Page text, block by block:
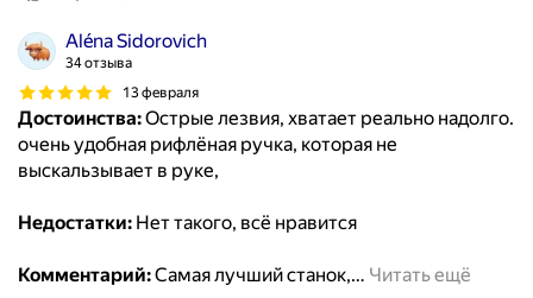
Aléna Sidorovich
34 отзыва
13 февраля
Достоинства:Острые лезвия, хватает реально надолго.
очень удобная рифлёная ручка, которая не
выскальзывает в руке,
Недостатки: Нет такого, всё нравится
Комментарий:Самая лучший станок,… Читать ещё